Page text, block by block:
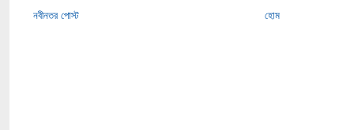
নবীনতর পোস্ট হোম